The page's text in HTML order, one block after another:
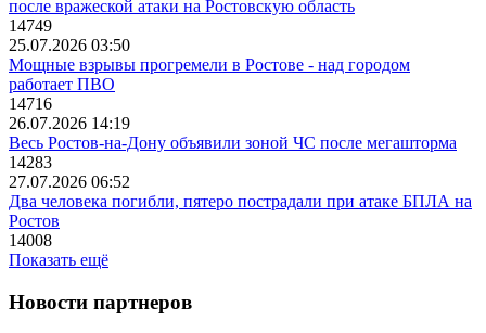
после вражеской атаки на Ростовскую область
14749
25.07.2026 03:50
Мощные взрывы прогремели в Ростове - над городом
работает ПВО
14716
26.07.2026 14:19
Весь Ростов-на-Дону объявили зоной ЧС после мегашторма
14283
27.07.2026 06:52
Два человека погибли, пятеро пострадали при атаке БПЛА на
Ростов
14008
Показать ещё
Новости партнеров